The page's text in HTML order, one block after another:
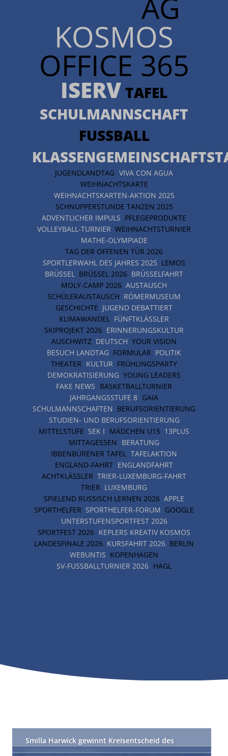
KOSMOS
OFFICE 365
ISERV TAFEL
SCHULMANNSCHAFT
FUSSBALL
JUGENDLANDTAG VIVA CON AGUA
WEIHNACHTSKARTE
WEIHNACHTSKARTEN-AKTION 2025
SCHNUPPERSTUNDE TANZEN 2025
ADVENTLICHER IMPULS PFLEGEPRODUKTE
VOLLEYBALL-TURNIER WEIHNACHTSTURNIER
MATHE-OLYMPIADE
TAG DER OFFENEN TÜR 2026
SPORTLERWAHL DES JAHRES 2025 LEMOS
BRÜSSEL
BRÜSSEL 2026 BRÜSSELFAHRT
MOLY-CAMP 2026 AUSTAUSCH
SCHÜLERAUSTAUSCH RÖMERMUSEUM
GESCHICHTE JUGEND DEBATTIERT
KLIMAWANDEL
FÜNFTKLÄSSLER
SKIPROJEKT 2026 ERINNERUNGSKULTUR
AUSCHWITZ DEUTSCH YOUR VISION
BESUCH LANDTAG FORMULAR POLITIK
THEATER KULTUR FRÜHLINGSPARTY
DEMOKRATISIERUNG YOUNG LEADERS
FAKE NEWS BASKETBALLTURNIER
JAHRGANGSSTUFE 8 GAIA
SCHULMANNSCHAFTEN BERUFSORIENTIERUNG
STUDIEN- UND BERUFSORIENTIERUNG
MITTELSTUFE SEK I MÄDCHEN U15 13PLUS
MITTAGESSEN BERATUNG
IBBENBÜRENER TAFEL
TAFELAKTION
ENGLAND-FAHRT ENGLANDFAHRT
ACHTKLÄSSLER TRIER-LUXEMBURG-FAHRT
TRIER LUXEMBURG
SPIELEND RUSSISCH LERNEN 2026 APPLE
SPORTHELFER SPORTHELFER-FORUM GOOGLE
UNTERSTUFENSPORTFEST 2026
SPORTFEST 2026 KEPLERS KREATIV KOSMOS
LANDESFINALE 2026 KURSFAHRT 2026 BERLIN
WEBUNTIS KOPENHAGEN
SV-FUSSBALLTURNIER 2026
HAGL
Smilla Harwick gewinnt Kreisentscheid des
Vorlesewettbewerbs